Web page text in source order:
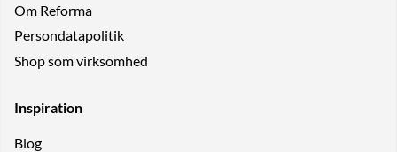
Om Reforma
Persondatapolitik
Shop som virksomhed
Inspiration
Blog